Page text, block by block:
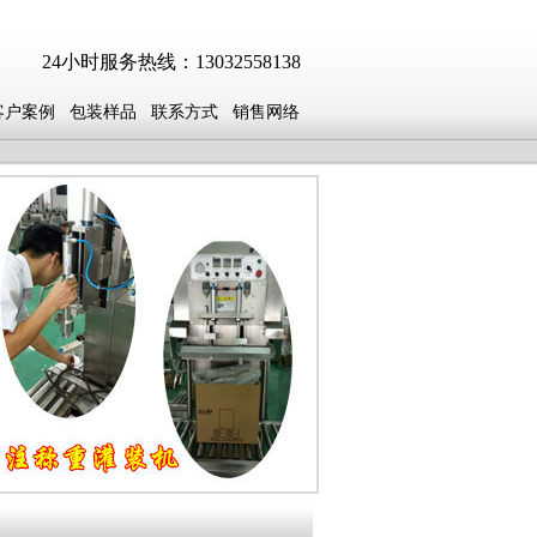
24小时服务热线：13032558138
户案例 包装样品 联系方式 销售网络